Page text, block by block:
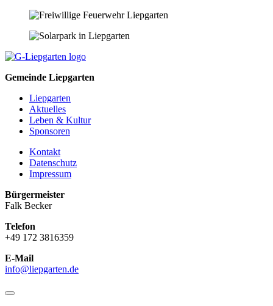
Gemeinde Liepgarten
Liepgarten
Aktuelles
Leben & Kultur
Sponsoren
Kontakt
Datenschutz
Impressum
Bürgermeister
Falk Becker
Telefon
+49 172 3816359
E-Mail
info@liepgarten.de